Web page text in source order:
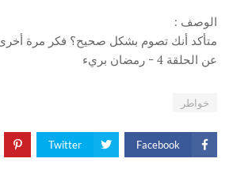
الوصف :
متأكد أنك تصوم بشكل صحيح؟ فكر مرة
عن الحلقة 4 - رمضان بريء
خواطر
Facebook
Twitter